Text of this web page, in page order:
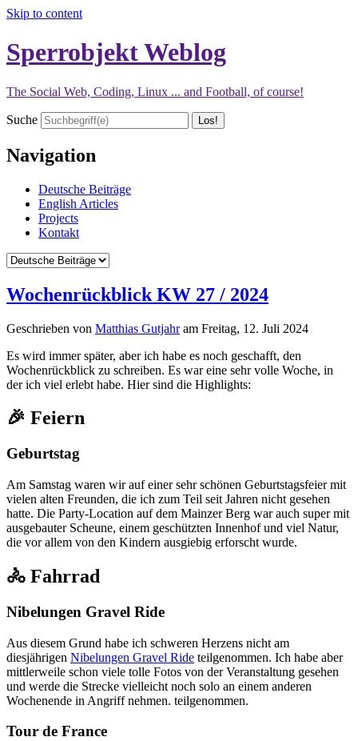
Skip to content
Sperrobjekt Weblog
The Social Web, Coding, Linux ... and Football, of course!
Suche
Navigation
Deutsche Beiträge
English Articles
Projects
Kontakt
Wochenrückblick KW 27 / 2024
Geschrieben von Matthias Gutjahram Freitag, 12. Juli 2024
Es wird immer später, aber ich habe es noch geschafft, den
Wochenrückblick zu schreiben. Es war eine sehr volle Woche, in
der ich viel erlebt habe. Hier sind die Highlights:
🎉 Feiern
Geburtstag
Am Samstag waren wir auf einer sehr schönen Geburtstagsfeier mit
vielen alten Freunden, die ich zum Teil seit Jahren nicht gesehen
hatte. Die Party-Location auf dem Mainzer Berg war auch super mit
ausgebauter Scheune, einem geschützten Innenhof und viel Natur,
die vor allem von den Kindern ausgiebig erforscht wurde.
🚴 Fahrrad
Nibelungen Gravel Ride
Aus diesem Grund habe ich schweren Herzens nicht am
diesjährigen Nibelungen Gravel Ride teilgenommen. Ich habe aber
mittlerweile schon viele tolle Fotos von der Veranstaltung gesehen
und werde die Strecke vielleicht noch solo an einem anderen
Wochenende in Angriff nehmen. teilgenommen.
Tour de France